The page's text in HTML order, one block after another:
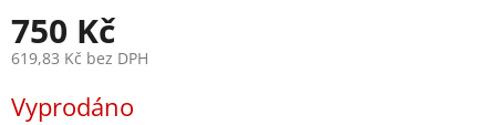
750 Kč
619,83 Kč bez DPH
cena:
Vyprodáno